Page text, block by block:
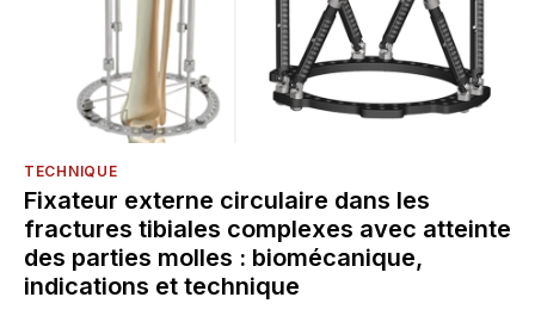
TECHNIQUE
Fixateur externe circulaire dans les
fractures tibiales complexes avec atteinte
des parties molles : biomécanique,
indications et technique